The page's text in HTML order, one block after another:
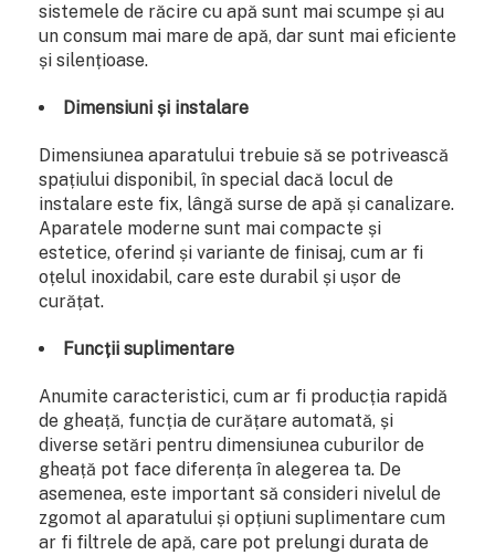
sistemele de răcire cu apă sunt mai scumpe și au
un consum mai mare de apă, dar sunt mai eficiente
și silențioase.
Dimensiuni și instalare
Dimensiunea aparatului trebuie să se potrivească
spațiului disponibil, în special dacă locul de
instalare este fix, lângă surse de apă și canalizare.
Aparatele moderne sunt mai compacte și
estetice, oferind și variante de finisaj, cum ar fi
oțelul inoxidabil, care este durabil și ușor de
curățat.
Funcții suplimentare
Anumite caracteristici, cum ar fi producția rapidă
de gheață, funcția de curățare automată, și
diverse setări pentru dimensiunea cuburilor de
gheață pot face diferența în alegerea ta. De
asemenea, este important să consideri nivelul de
zgomot al aparatului și opțiuni suplimentare cum
ar fi filtrele de apă, care pot prelungi durata de